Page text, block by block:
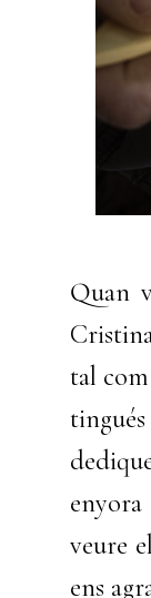
Quan
tal
veure
ens